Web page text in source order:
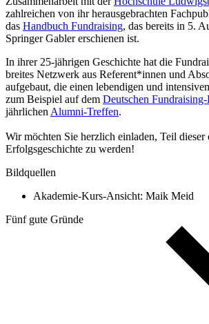
zahlreichen von ihr herausgebrachten
das Handbuch Fundraising, das bereits in 5.
Springer Gabler erschienen ist.
In ihrer 25-jährigen Geschichte hat die
breites Netzwerk aus Referent*innen und
aufgebaut, die einen lebendigen und
zum Beispiel auf dem Deutschen
jährlichen Alumni-Treffen.
Wir möchten Sie herzlich einladen, Teil dieser
Erfolgsgeschichte zu werden!
Bildquellen
Akademie-Kurs-Ansicht: Maik Meid
Fünf gute Gründe